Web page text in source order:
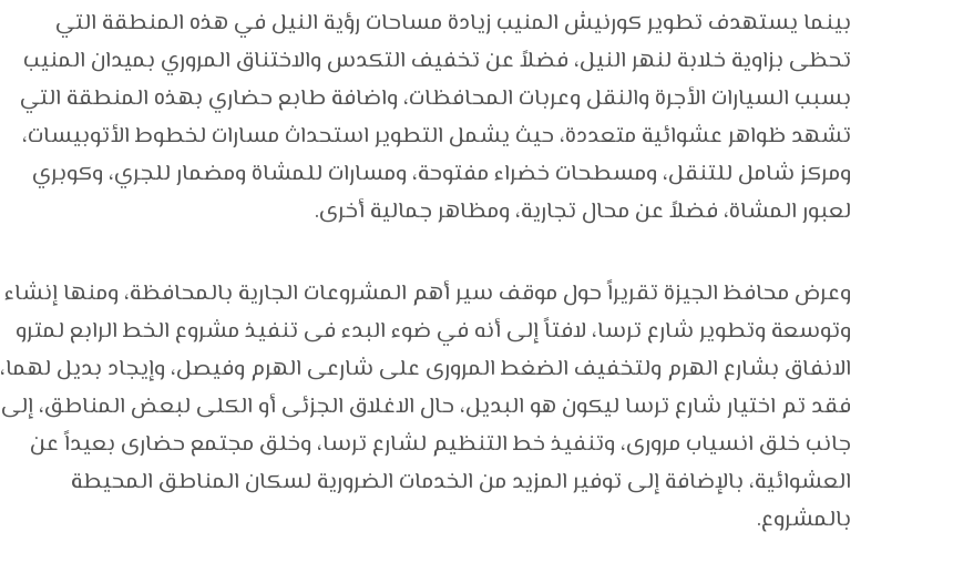
بينما يستهدف تطوير كورنيش المنيب زيادة مساحات رؤية النيل في هذه المنطقة التي
تحظى بزاوية خلابة لنهر النيل، فضلاً عن تخفيف التكدس والاختناق المروري بميدان المنيب
بسبب السيارات الأجرة والنقل وعربات المحافظات، واضافة طابع حضاري بهذه المنطقة التي
تشهد ظواهر عشوائية متعددة، حيث يشمل التطوير استحداث مسارات لخطوط الأتوبيسات،
ومركز شامل للتنقل، ومسطحات خضراء مفتوحة، ومسارات للمشاة ومضمار للجري، وكوبري
لعبور المشاة، فضلاً عن محال تجارية، ومظاهر جمالية أخرى.
وعرض محافظ الجيزة تقريراً حول موقف سير أهم المشروعات الجارية بالمحافظة، ومنها إنشاء
وتوسعة وتطوير شارع ترسا، لافتاً إلى أنه في ضوء البدء فى تنفيذ مشروع الخط الرابع لمترو
الانفاق بشارع الهرم ولتخفيف الضغط المرورى على شارعى الهرم وفيصل، وإيجاد بديل لهما،
فقد تم اختيار شارع ترسا ليكون هو البديل، حال الاغلاق الجزئى أو الكلى لبعض المناطق، إلى
جانب خلق انسياب مرورى، وتنفيذ خط التنظيم لشارع ترسا، وخلق مجتمع حضارى بعيداً عن
العشوائية، بالإضافة إلى توفير المزيد من الخدمات الضرورية لسكان المناطق المحيطة
بالمشروع.